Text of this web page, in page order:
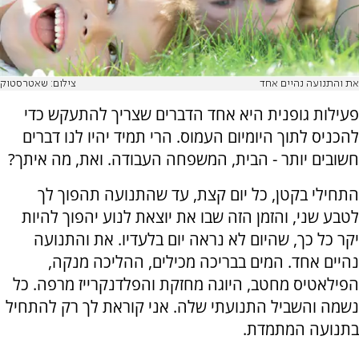
את והתנועה נהיים אחד צילום: שאטרסטוק
פעילות גופנית היא אחד הדברים שצריך להתעקש כדי
להכניס לתוך היומיום העמוס. הרי תמיד יהיו לנו דברים
חשובים יותר - הבית, המשפחה העבודה. ואת, מה איתך?
התחילי בקטן, כל יום קצת, עד שהתנועה תהפוך לך
לטבע שני, והזמן הזה שבו את יוצאת לנוע יהפוך להיות
יקר כל כך, שהיום לא נראה יום בלעדיו. את והתנועה
נהיים אחד. המים בבריכה מכילים, ההליכה מנקה,
הפילאטיס מחטב, היוגה מחזקת והפלדנקרייז מרפה. כל
נשמה והשביל התנועתי שלה. אני קוראת לך רק להתחיל
בתנועה המתמדת.